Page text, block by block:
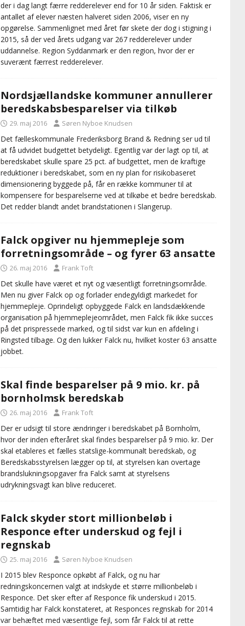
der i dag langt færre redderelever end for 10 år siden. Faktisk er
antallet af elever næsten halveret siden 2006, viser en ny
opgørelse. Sammenlignet med året før skete der dog i stigning i
2015, så der ved årets udgang var 267 redderelever under
uddannelse. Region Syddanmark er den region, hvor der er
suverænt færrest redderelever.
Nordsjællandske kommuner annullerer
beredskabsbesparelser via tilkøb
29. maj 2016 Søren Nyboe Knudsen
Det fælleskommunale Frederiksborg Brand & Redning ser ud til
at få udvidet budgettet betydeligt. Egentlig var der lagt op til, at
beredskabet skulle spare 25 pct. af budgettet, men de kraftige
reduktioner i beredskabet, som en ny plan for risikobaseret
dimensionering byggede på, får en række kommuner til at
kompensere for besparelserne ved at tilkøbe et bedre beredskab.
Det redder blandt andet brandstationen i Slangerup.
Falck opgiver nu hjemmepleje som
forretningsområde – og fyrer 63 ansatte
26. maj 2016 Frank Toft
Det skulle have været et nyt og væsentligt forretningsområde.
Men nu giver Falck op og forlader endegyldigt markedet for
hjemmepleje. Oprindeligt opbyggede Falck en landsdækkende
organisation på hjemmeplejeområdet, men Falck fik ikke succes
på det prispressede marked, og til sidst var kun en afdeling i
Ringsted tilbage. Og den lukker Falck nu, hvilket koster 63 ansatte
jobbet.
Skal finde besparelser på 9 mio. kr. på
bornholmsk beredskab
26. maj 2016 Frank Toft
Der er udsigt til store ændringer i beredskabet på Bornholm,
hvor der inden efteråret skal findes besparelser på 9 mio. kr. Der
skal etableres et fælles statslige-kommunalt beredskab, og
Beredskabsstyrelsen lægger op til, at styrelsen kan overtage
brandslukningsopgaver fra Falck samt at styrelsens
udrykningsvagt kan blive reduceret.
Falck skyder stort millionbeløb i
Responce efter underskud og fejl i
regnskab
25. maj 2016 Søren Nyboe Knudsen
I 2015 blev Responce opkøbt af Falck, og nu har
redningskoncernen valgt at indskyde et større millionbeløb i
Responce. Det sker efter af Responce fik underskud i 2015.
Samtidig har Falck konstateret, at Responces regnskab for 2014
var behæftet med væsentlige fejl, som får Falck til at rette